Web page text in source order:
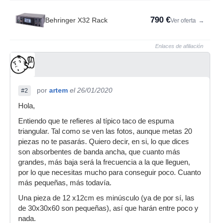
Behringer X32 Rack 790 €Ver oferta →
Enlaces de afiliación
#2 por artem el 26/01/2020
Hola,
Entiendo que te refieres al típico taco de espuma
triangular. Tal como se ven las fotos, aunque metas 20
piezas no te pasarás. Quiero decir, en si, lo que dices
son absorbentes de banda ancha, que cuanto más
grandes, más baja será la frecuencia a la que lleguen,
por lo que necesitas mucho para conseguir poco. Cuanto
más pequeñas, más todavía.
Una pieza de 12 x12cm es minúsculo (ya de por sí, las
de 30x30x60 son pequeñas), así que harán entre poco y
nada.